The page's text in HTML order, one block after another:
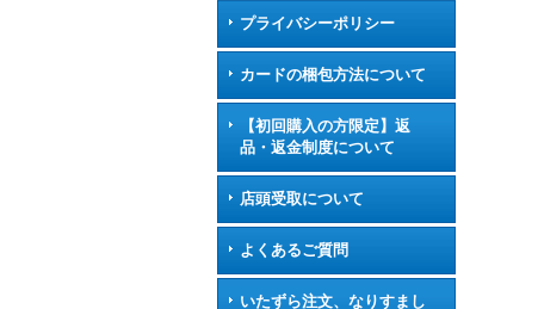
プライバシーポリシー
カードの梱包方法について
【初回購入の方限定】返
品・返金制度について
店頭受取について
よくあるご質問
いたずら注文、なりすまし